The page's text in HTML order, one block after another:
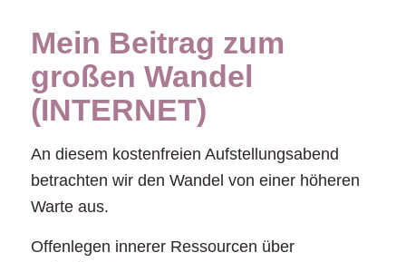
Mein Beitrag zum
großen Wandel
(INTERNET)
An diesem kostenfreien Aufstellungsabend
betrachten wir den Wandel von einer höheren
Warte aus.
Offenlegen innerer Ressourcen über